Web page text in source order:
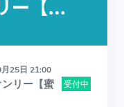
25日 21:00
受付中
リー【蜜